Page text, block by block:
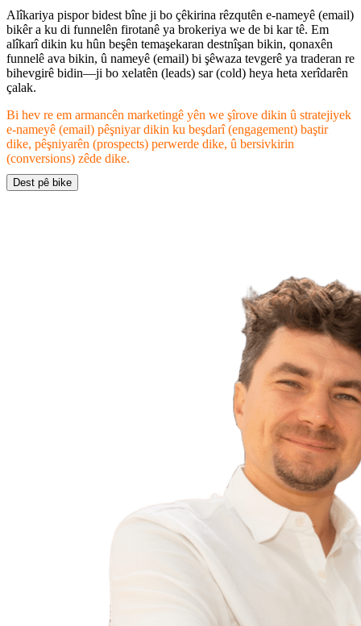
Alîkariya pispor bidest bîne ji bo çêkirina rêzqutên e-nameyê (email)
bikêr a ku di funnelên firotanê ya brokeriya we de bi kar tê. Em
alîkarî dikin ku hûn beşên temaşekaran destnîşan bikin, qonaxên
funnelê ava bikin, û nameyê (email) bi şêwaza tevgerê ya traderan re
bihevgirê bidin—ji bo xelatên (leads) sar (cold) heya heta xerîdarên
çalak.
Bi hev re em armancên marketingê yên we şîrove dikin û stratejiyek
e-nameyê (email) pêşniyar dikin ku beşdarî (engagement) baştir
dike, pêşniyarên (prospects) perwerde dike, û bersivkirin
(conversions) zêde dike.
Dest pê bike